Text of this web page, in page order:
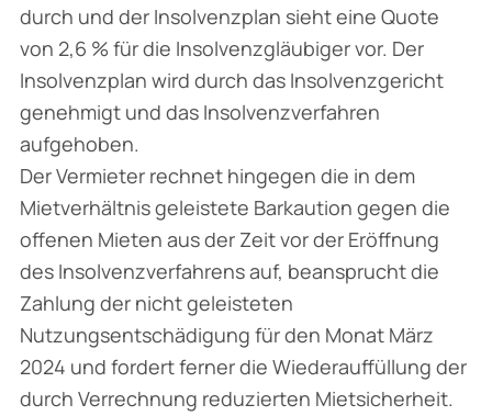
durch und der Insolvenzplan sieht eine Quote
von 2,6 % für die Insolvenzgläubiger vor. Der
Insolvenzplan wird durch das Insolvenzgericht
genehmigt und das Insolvenzverfahren
aufgehoben.
Der Vermieter rechnet hingegen die in dem
Mietverhältnis geleistete Barkaution gegen die
offenen Mieten aus der Zeit vor der Eröffnung
des Insolvenzverfahrens auf, beansprucht die
Zahlung der nicht geleisteten
Nutzungsentschädigung für den Monat März
2024 und fordert ferner die Wiederauffüllung der
durch Verrechnung reduzierten Mietsicherheit.